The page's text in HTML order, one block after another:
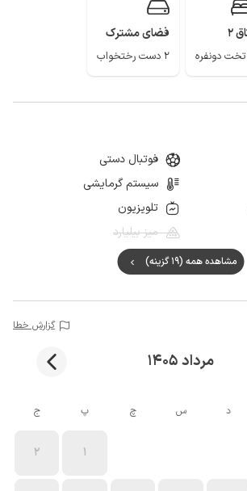
2 فضای مشترک
2 دست رختخواب
فوتبال دستی
سیستم گرمایشی
تلویزیون
میز بیلیارد
مشاهده همه (19 گزینه)
گزارش خطا
مرداد 1405
د س چ پ ج
1
2